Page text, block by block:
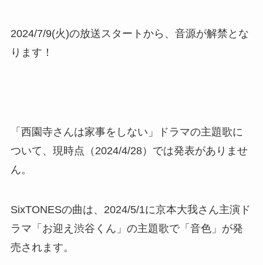
2024/7/9(火)の放送スタートから、音源が解禁とな
ります！
「西園寺さんは家事をしない」ドラマの主題歌に
ついて、現時点（2024/4/28）では発表がありませ
ん。
SixTONESの曲は、2024/5/1に京本大我さん主演ド
ラマ「お迎え渋谷くん」の主題歌で「音色」が発
売されます。